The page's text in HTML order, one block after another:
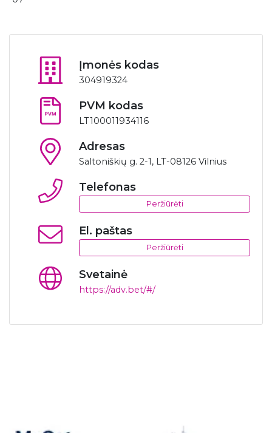
Įmonės kodas
304919324
PVM kodas
LT100011934116
Adresas
Saltoniškių g. 2-1, LT-08126 Vilnius
Telefonas
Peržiūrėti
El. paštas
Peržiūrėti
Svetainė
https://adv.bet/#/